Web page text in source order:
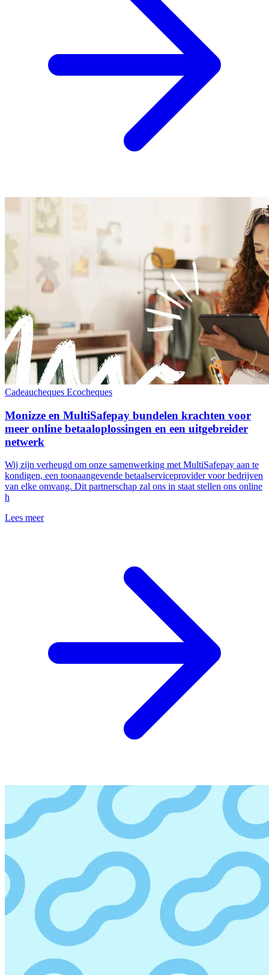
Cadeaucheques Ecocheques
Monizze en MultiSafepay bundelen krachten voor
meer online betaaloplossingen en een uitgebreider
netwerk
Wij zijn verheugd om onze samenwerking met MultiSafepay aan te
kondigen, een toonaangevende betaalserviceprovider voor bedrijven
van elke omvang. Dit partnerschap zal ons in staat stellen ons online
h
Lees meer